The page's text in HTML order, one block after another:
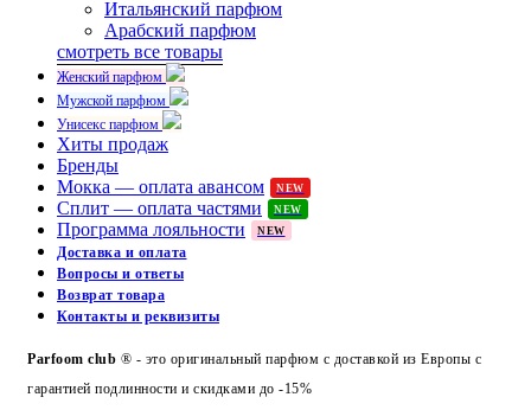
Итальянский парфюм
Арабский парфюм
смотреть все товары
Женский парфюм
Мужской парфюм
Унисекс парфюм
Хиты продаж
Бренды
Мокка — оплата авансом
NEW
Сплит — оплата частями NEW
Программа лояльности NEW
Доставка и оплата
Вопросы и ответы
Возврат товара
Контакты и реквизиты
Parfoom club ® - это оригинальный парфюм с доставкой из Европы с
гарантией подлинности и скидками до -15%